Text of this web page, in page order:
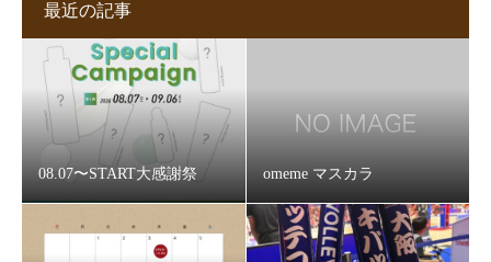
最近の記事
08.07〜START大感謝祭 omeme マスカラ